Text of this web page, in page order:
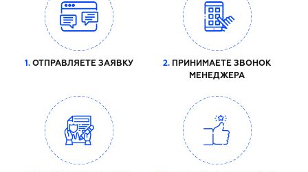
1. ОТПРАВЛЯЕТЕ ЗАЯВКУ 2. ПРИНИМАЕТЕ ЗВОНОК
МЕНЕДЖЕРА